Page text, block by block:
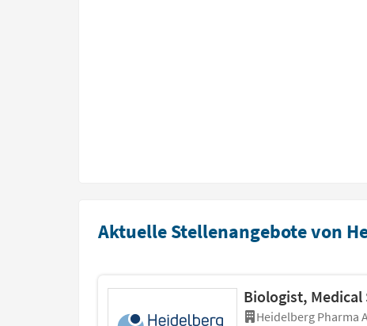
Aktuelle Stellenangebote von
Biologist,
Heidelberg Pharma